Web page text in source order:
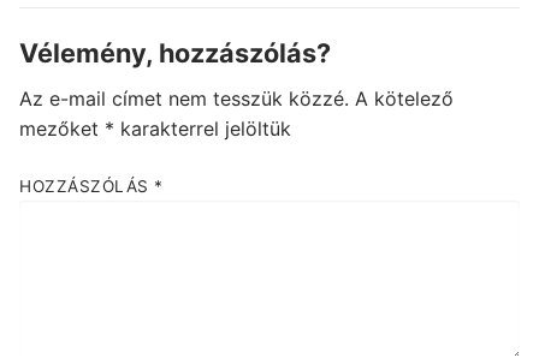
Vélemény, hozzászólás?
Az e-mail címet nem tesszük közzé. A kötelező
mezőket * karakterrel jelöltük
HOZZÁSZÓLÁS *